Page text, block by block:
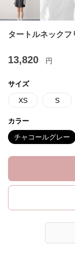
タートルネックフ
13,820 円
サイズ
XS S
カラー
チャコールグレー